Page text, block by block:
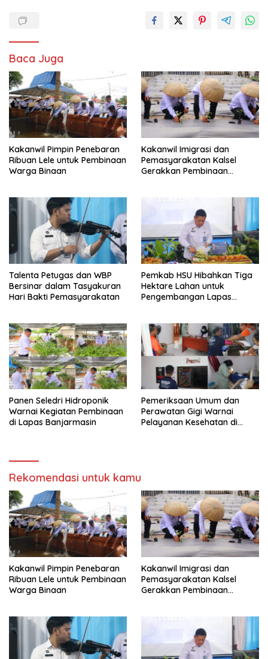
Baca Juga
Kakanwil Pimpin Penebaran
Ribuan Lele untuk Pembinaan
Warga Binaan
Kakanwil Imigrasi dan
Pemasyarakatan Kalsel
Gerakkan Pembinaan
Talenta Petugas dan WBP
Bersinar dalam Tasyakuran
Hari Bakti Pemasyarakatan
Pemkab HSU Hibahkan Tiga
Hektare Lahan untuk
Pengembangan Lapas
Panen Seledri Hidroponik
Warnai Kegiatan Pembinaan
di Lapas Banjarmasin
Pemeriksaan Umum dan
Perawatan Gigi Warnai
Pelayanan Kesehatan di
Rekomendasi untuk kamu
Kakanwil Pimpin Penebaran
Ribuan Lele untuk Pembinaan
Warga Binaan
Kakanwil Imigrasi dan
Pemasyarakatan Kalsel
Gerakkan Pembinaan